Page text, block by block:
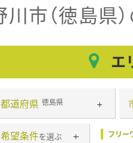
川市（徳島県
エ
都道府県 徳島県
希望条件を選ぶ フリー